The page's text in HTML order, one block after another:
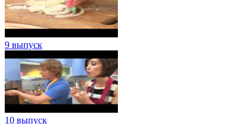
9 выпуск
10 выпуск